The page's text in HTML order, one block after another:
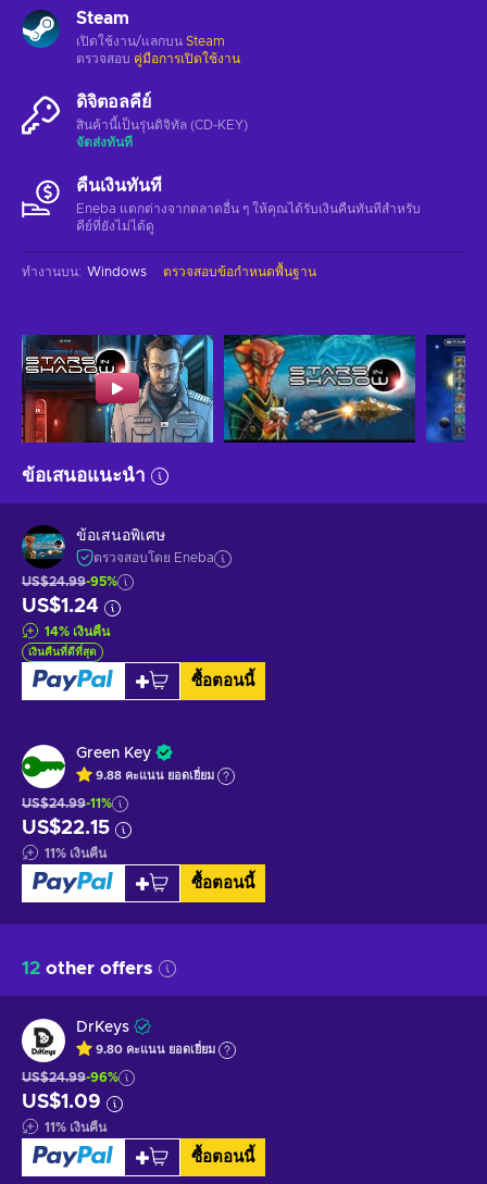
Steam
เปิดใช้งาน/แลกบน Steam
ตรวจสอบ คู่มือการเปิดใช้งาน
ดิจิตอลคีย์
สินค้านี้เป็นรุ่นดิจิทัล (CD-KEY)
จัดส่งทันที
คืนเงินทันที
Eneba แตกต่างจากตลาดอื่น ๆ ให้คุณได้รับเงินคืนทันทีสําหรับ
คีย์ที่ยังไม่ได้ดู
ทำงานบน: Windows ตรวจสอบข้อกำหนดพื้นฐาน
ข้อเสนอแนะนำ
ข้อเสนอพิเศษ
ตรวจสอบโดย Eneba
US$24.99-95%
US$1.24
14% เงินคืน
เงินคืนที่ดีที่สุด
ซื้อตอนนี้
Green Key
9.88 คะแนน ยอดเยี่ยม
US$24.99-11%
US$22.15
11% เงินคืน
ซื้อตอนนี้
12 other offers
DrKeys
9.80 คะแนน ยอดเยี่ยม
US$24.99-96%
US$1.09
11% เงินคืน
ซื้อตอนนี้